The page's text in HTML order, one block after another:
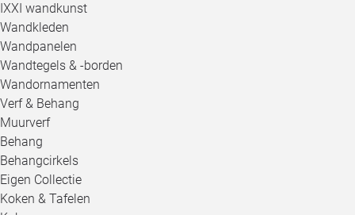
IXXI wandkunst
Wandkleden
Wandpanelen
Wandtegels & -borden
Wandornamenten
Verf & Behang
Muurverf
Behang
Behangcirkels
Eigen Collectie
Koken & Tafelen